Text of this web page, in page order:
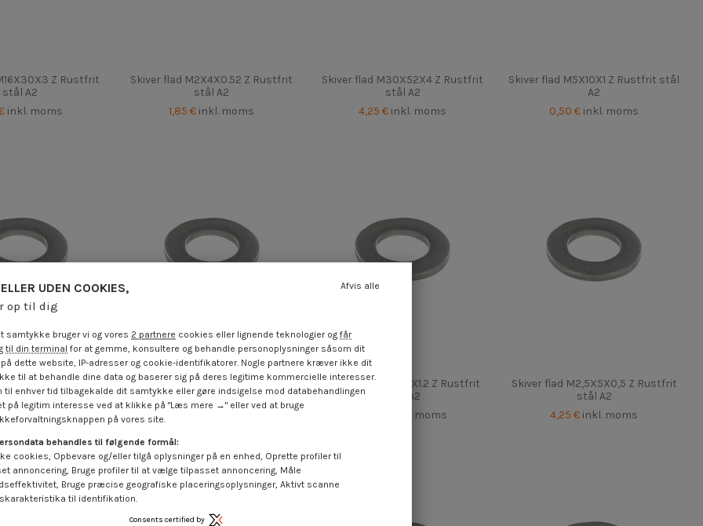
Z Rustfrit
stål A2
inkl. moms
Skiver flad M2X4X0.52 Z Rustfrit
stål A2
1,85 € inkl. moms
Skiver flad M30X52X4 Z Rustfrit
stål A2
4,25 € inkl. moms
Skiver flad M5X10X1 Z Rustfrit stål
A2
0,50 € inkl. moms
Z Rustfrit
stål A2
€inkl. moms
Skiver flad M14X27X2.5 Z Rustfrit
stål A2
Skiver flad M6X12X1.2 Z Rustfrit
stål A2
inkl. moms
Skiver flad M2,5X5X0,5 Z Rustfrit
stål A2
4,25 € inkl. moms
UDEN COOKIES,
op til dig
Afvis alle
samtykke bruger vi og vores 2 partnere cookies eller lignende teknologier og får
til din terminal for at gemme, konsultere og behandle personoplysninger såsom dit
dette website, IP-adresser og cookie-identifikatorer. Nogle partnere kræver ikke dit
til at behandle dine data og baserer sig på deres legitime kommercielle interesser.
til enhver tid tilbagekalde dit samtykke eller gøre indsigelse mod databehandlingen
på legitim interesse ved at klikke på "Læs mere →" eller ved at bruge
på vores site.
behandles til følgende formål:
cookies, Opbevare og/eller tilgå oplysninger på en enhed, Oprette profiler til
annoncering, Bruge profiler til at vælge tilpasset annoncering, Måle
Bruge præcise geografiske placeringsoplysninger, Aktivt scanne
til identifikation.
Consents certified by